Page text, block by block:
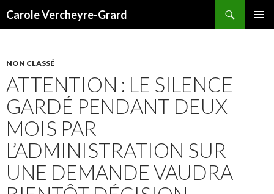
Carole Vercheyre-Grard
NON CLASSÉ
ATTENTION : LE SILENCE
GARDÉ PENDANT DEUX
MOIS PAR
L’ADMINISTRATION SUR
UNE DEMANDE VAUDRA